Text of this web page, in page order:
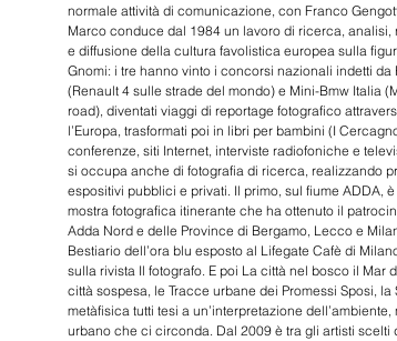
normale attività di comunicazione, con Franco
Marco conduce dal 1984 un lavoro di ricerca, analisi,
e diffusione della cultura favolistica europea sulla
Gnomi: i tre hanno vinto i concorsi nazionali indetti da
(Renault 4 sulle strade del mondo) e Mini-Bmw Italia
road), diventati viaggi di reportage fotografico
l’Europa, trasformati poi in libri per bambini (I
conferenze, siti Internet, interviste radiofoniche e
si occupa anche di fotografia di ricerca, realizzando
espositivi pubblici e privati. Il primo, sul fiume ADDA,
mostra fotografica itinerante che ha ottenuto il
Adda Nord e delle Province di Bergamo, Lecco e
Bestiario dell’ora blu esposto al Lifegate Cafè di
sulla rivista Il fotografo. E poi La città nel bosco il Mar
città sospesa, le Tracce urbane dei Promessi Sposi, la
metàfisica tutti tesi a un’interpretazione dell’ambiente,
urbano che ci circonda. Dal 2009 è tra gli artisti scelti